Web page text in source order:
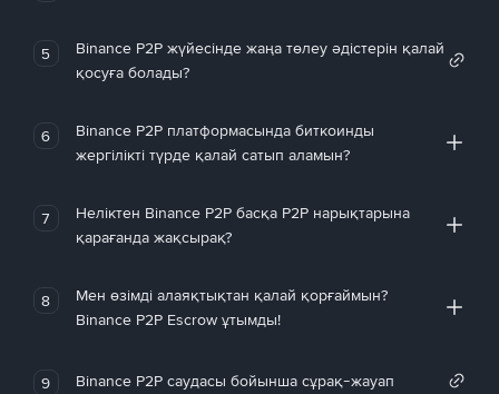
5
Binance P2P жүйесінде жаңа төлеу әдістерін қалай
қосуға болады?
6
Binance P2P платформасында биткоинды
жергілікті түрде қалай сатып аламын?
7
Неліктен Binance P2P басқа P2P нарықтарына
қарағанда жақсырақ?
8
Мен өзімді алаяқтықтан қалай қорғаймын?
Binance P2P Escrow ұтымды!
9 Binance P2P саудасы бойынша сұрақ-жауап